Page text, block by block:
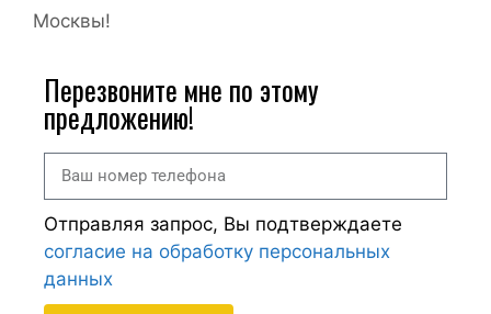
Москвы!
Перезвоните мне по этому
предложению!
Отправляя запрос, Вы подтверждаете
согласие на обработку персональных
данных